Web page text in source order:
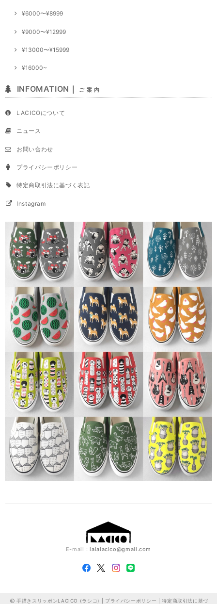
¥6000〜¥8999
¥9000〜¥12999
¥13000〜¥15999
¥16000~
INFOMATION｜ ご 案 内
LACICOについて
ニュース
お問い合わせ
プライバシーポリシー
特定商取引法に基づく表記
Instagram
E-mail：lalalacico@gmail.com
手描きスリッポンLACICO (ラシコ) | プライバシーポリシー |特定商取引法に基づ